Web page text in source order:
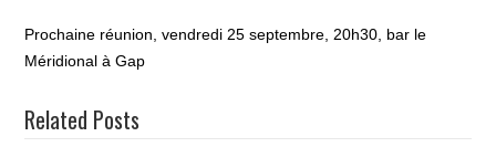
Prochaine réunion, vendredi 25 septembre, 20h30, bar le
Méridional à Gap
Related Posts